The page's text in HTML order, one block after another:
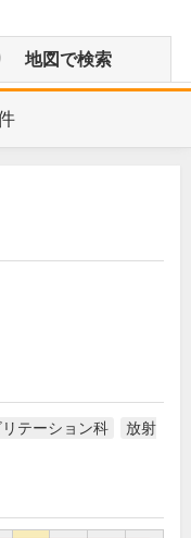
地図で検索
リテーション科
放射